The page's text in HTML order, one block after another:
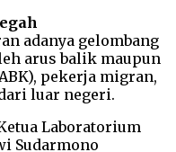
adanya gelombang
arus balik maupun
pekerja migran,
luar negeri.
Laboratorium
Sudarmono